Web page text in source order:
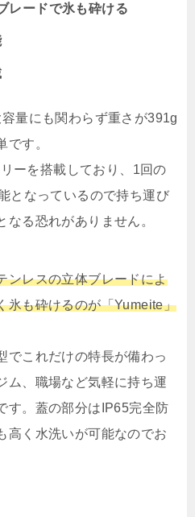
レードで氷も砕ける
量にも関わらず重さが391g
です。
ーを搭載しており、1回の
となっているので持ち運び
なる恐れがありません。
ンレスの立体ブレードによ
氷も砕けるのが「Yumeite」
でこれだけの特長が備わっ
ム、職場など気軽に持ち運
す。蓋の部分はIP65完全防
高く水洗いが可能なのでお